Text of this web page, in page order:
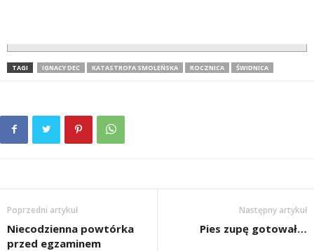
TAGI IGNACY DEC KATASTROFA SMOLEŃSKA ROCZNICA ŚWIDNICA
Poprzedni artykuł
Niecodzienna powtórka
przed egzaminem
Następny artykuł
Pies zupę gotował…